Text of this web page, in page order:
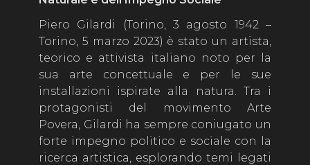
Piero Gilardi (Torino, 3 agosto 1942 –
Torino, 5 marzo 2023) è stato un artista,
teorico e attivista italiano noto per la
sua arte concettuale e per le sue
installazioni ispirate alla natura. Tra i
protagonisti del movimento Arte
Povera, Gilardi ha sempre coniugato un
forte impegno politico e sociale con la
ricerca artistica, esplorando temi legati